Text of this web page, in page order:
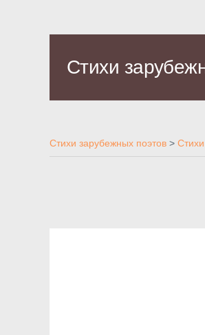
Стихи
Стихи зарубежных поэтов >